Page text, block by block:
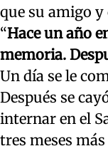
que su amigo y
“Hace un año
memoria.
Un día se le
Después se
internar en el
tres meses